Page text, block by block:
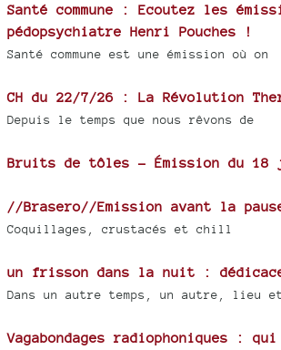
Santé commune : Ecoutez les
pédopsychiatre Henri Pouches !
Santé commune est une émission où on
CH du 22/7/26 : La Révolution
Depuis le temps que nous rêvons de
Bruits de tôles - Émission du 18
//Brasero//Emission avant la
Coquillages, crustacés et chill
un frisson dans la nuit :
Dans un autre temps, un autre, lieu
Vagabondages radiophoniques :